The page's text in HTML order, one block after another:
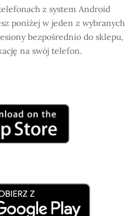
z system Android
poniżej w jeden z wybranych
bezpośrednio do sklepu,
na swój telefon.